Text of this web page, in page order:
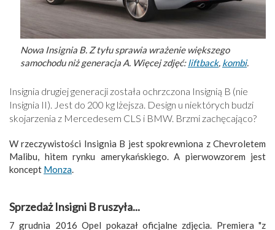
Nowa Insignia B. Z tyłu sprawia wrażenie większego
samochodu niż generacja A. Więcej zdjęć:liftback, kombi.
Insignia drugiej generacji została ochrzczona Insignią B (nie
Insignia II). Jest do 200 kg lżejsza. Design u niektórych budzi
skojarzenia z Mercedesem CLS i BMW. Brzmi zachęcająco?
W rzeczywistości Insignia B jest spokrewniona z Chevroletem
Malibu, hitem rynku amerykańskiego. A pierwowzorem jest
koncept Monza.
Sprzedaż Insigni B ruszyła...
7 grudnia 2016 Opel pokazał oficjalne zdjęcia. Premiera "z